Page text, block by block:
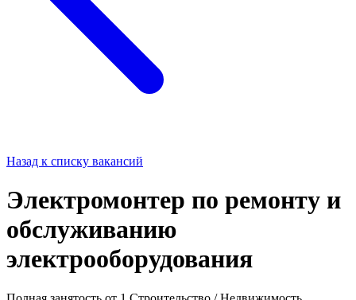
Назад к списку вакансий
Электромонтер по ремонту и
обслуживанию
электрооборудования